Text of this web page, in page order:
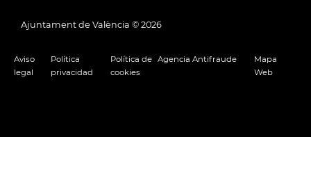
Ajuntament de València © 2026
Aviso
legal
Política
privacidad
Política de
cookies
Agencia Antifraude
Mapa
Web